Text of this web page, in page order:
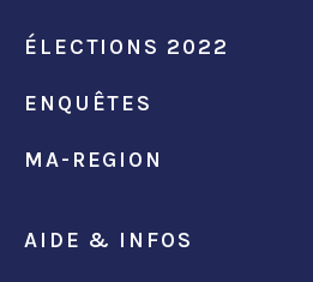
ÉLECTIONS 2022
ENQUÊTES
MA-REGION
AIDE & INFOS